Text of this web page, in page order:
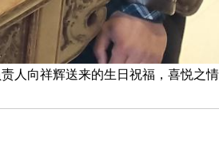
人向祥辉送来的生日祝福，喜悦之情